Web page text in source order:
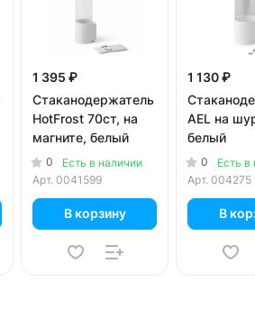
1 395 ₽
Стаканодержатель
HotFrost 70ст, на
магните, белый
0
Есть в наличии
Арт. 0041599
В корзину
1 130 ₽
AEL на
белый
0
Есть в
Арт. 004275
В